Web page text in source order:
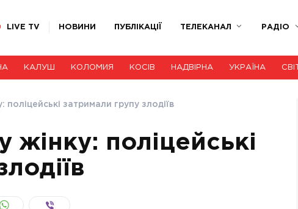
LIVE TV НОВИНИ ПУБЛІКАЦІЇ ТЕЛЕКАНАЛ РАДІО
КАЛУШ КОЛОМИЯ КОСІВ НАДВІРНА УКРАЇНА СВІТ
поліцейські затримали групу злодіїв
жінку: поліцейські